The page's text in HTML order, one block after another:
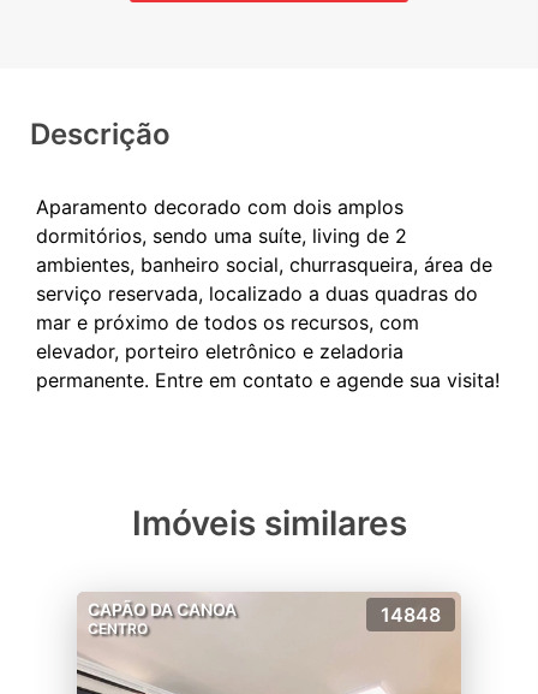
Descrição
Aparamento decorado com dois amplos
dormitórios, sendo uma suíte, living de 2
ambientes, banheiro social, churrasqueira, área de
serviço reservada, localizado a duas quadras do
mar e próximo de todos os recursos, com
elevador, porteiro eletrônico e zeladoria
Imóveis similares
CAPÃO DA CANOA
CENTRO
14848